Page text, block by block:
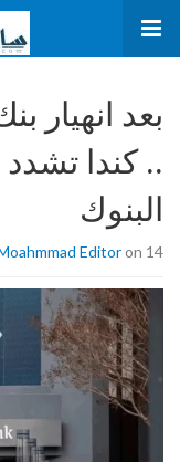
بعد انهيار
.. كندا
البنوك
Editoron 14 مارس، 2023